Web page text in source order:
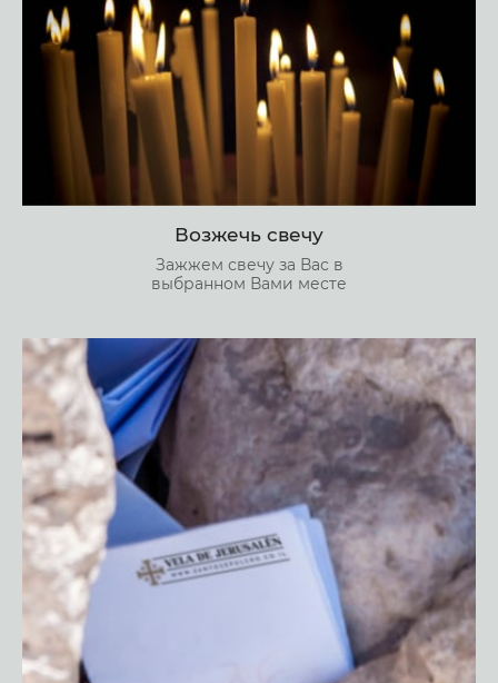
Возжечь свечу
Зажжем свечу за Вас в
выбранном Вами месте